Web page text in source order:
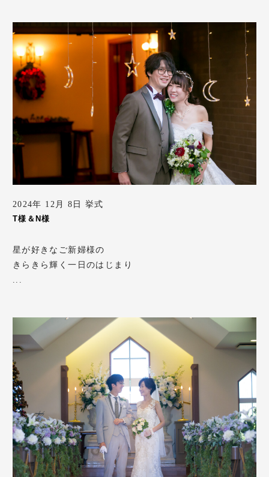
2024年 12月 8日 挙式
T様＆N様
星が好きなご新婦様の
きらきら輝く一日のはじまり
...